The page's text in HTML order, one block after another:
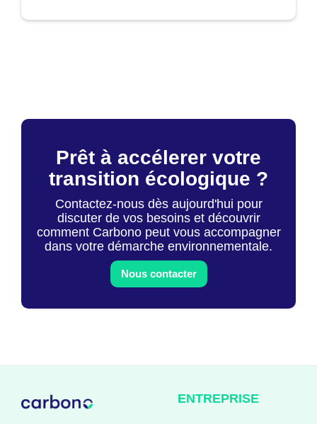
Prêt à accélerer votre
transition écologique ?
Contactez-nous dès aujourd'hui pour
discuter de vos besoins et découvrir
comment Carbono peut vous accompagner
dans votre démarche environnementale.
Nous contacter
ENTREPRISE